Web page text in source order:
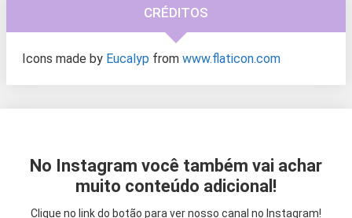
CRÉDITOS
Icons made by Eucalyp from www.flaticon.com
No Instagram você também vai achar
muito conteúdo adicional!
Clique no link do botão para ver nosso canal no Instagram!